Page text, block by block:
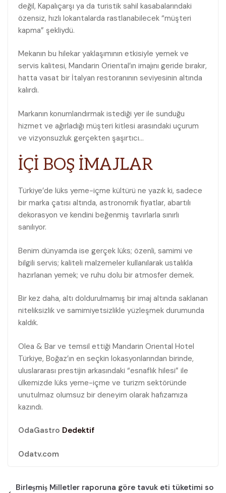
değil, Kapalıçarşı ya da turistik sahil kasabalarındaki
özensiz, hızlı lokantalarda rastlanabilecek “müşteri
kapma” şekliydü.
Mekanın bu hilekar yaklaşımının etkisiyle yemek ve
servis kalitesi, Mandarin Oriental’ın imajını geride bırakır,
hatta vasat bir İtalyan restoranının seviyesinin altında
kalırdı.
Markanın konumlandırmak istediği yer ile sunduğu
hizmet ve ağırladığı müşteri kitlesi arasındaki uçurum
ve vizyonsuzluk gerçekten şaşırtıcı…
İÇİ BOŞ İMAJLAR
Türkiye’de lüks yeme-içme kültürü ne yazık ki, sadece
bir marka çatısı altında, astronomik fiyatlar, abartılı
dekorasyon ve kendini beğenmiş tavırlarla sınırlı
sanılıyor.
Benim dünyamda ise gerçek lüks; özenli, samimi ve
bilgili servis; kaliteli malzemeler kullanılarak ustalıkla
hazırlanan yemek; ve ruhu dolu bir atmosfer demek.
Bir kez daha, altı doldurulmamış bir imaj altında saklanan
niteliksizlik ve samimiyetsizlikle yüzleşmek durumunda
kaldık.
Olea & Bar ve temsil ettiği Mandarin Oriental Hotel
Türkiye, Boğaz’ın en seçkin lokasyonlarından birinde,
uluslararası prestijin arkasındaki “esnaflık hilesi” ile
ülkemizde lüks yeme-içme ve turizm sektöründe
unutulmaz olumsuz bir deneyim olarak hafızamıza
kazındı.
OdaGastro Dedektif
Odatv.com
Birleşmiş Milletler raporuna göre tavuk eti tüketimi so